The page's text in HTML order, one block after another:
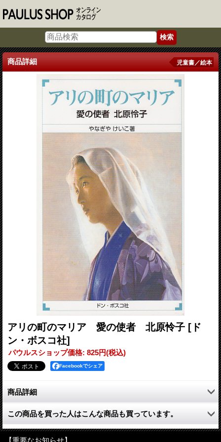
商品詳細 児童書／絵本
アリの町のマリア 愛の使者 北原怜子 [ド
ン・ボスコ社]
パウルスショップ価格: 825円(税込)
Facebookでシェア
商品詳細
第二次大戦後の日本、今では考えられないくらい多くの貧しい
人々が生活していた。
そんな場所のひとつに廃品回収を生業とする人々の生きるアリの
町とよばれる場所があった。 そこへやってき一人の若い女性と
この商品を買った人はこんな商品も買っています。
【重要なお知らせ】